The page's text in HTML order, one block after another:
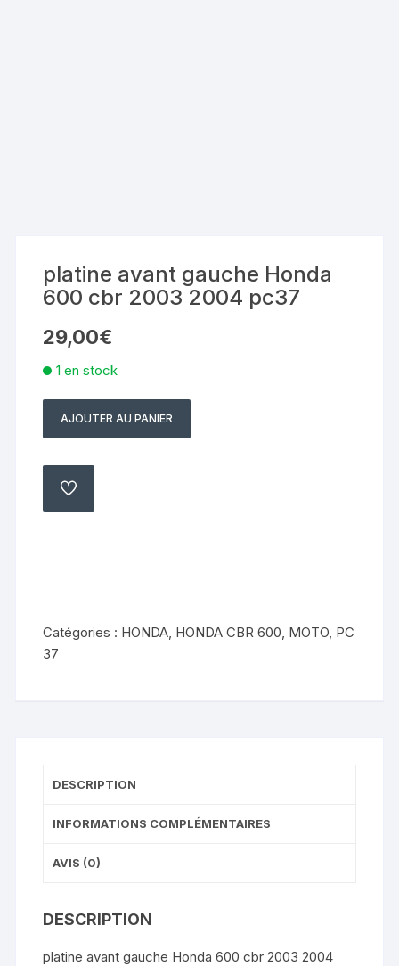
platine avant gauche Honda
600 cbr 2003 2004 pc37
29,00€
1 en stock
quantité
platine
avant
gauche
pc37
AJOUTER AU PANIER
AJOUTER
Catégories : HONDA HONDA CBR 600 MOTO PC
37
DESCRIPTION
INFORMATIONS COMPLÉMENTAIRES
AVIS (0)
DESCRIPTION
platine avant gauche Honda 600 cbr 2003 2004